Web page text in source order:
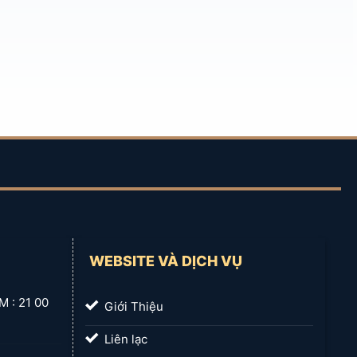
00
WEBSITE VÀ DỊCH VỤ
Giới Thiệu
Liên lạc